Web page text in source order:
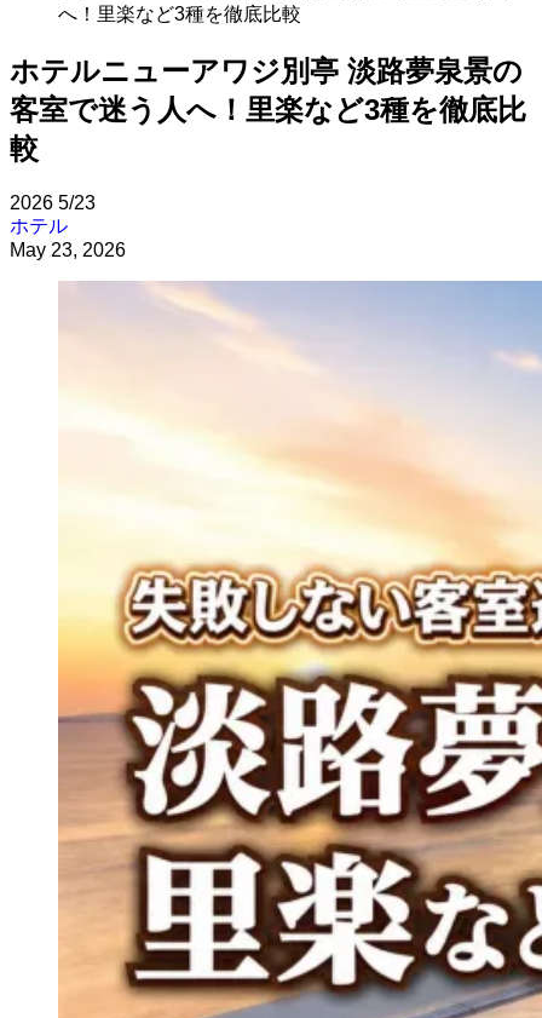
へ！里楽など3種を徹底比較
ホテルニューアワジ別亭 淡路夢泉景の
客室で迷う人へ！里楽など3種を徹底比
較
2026 5/23
ホテル
May 23, 2026